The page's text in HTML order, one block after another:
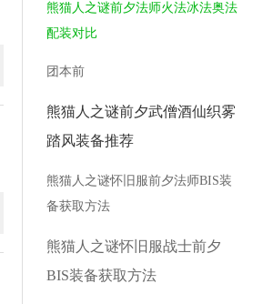
熊猫人之谜前夕法师火法冰法奥法
配装对比
团本前
熊猫人之谜前夕武僧酒仙织雾
踏风装备推荐
熊猫人之谜怀旧服前夕法师BIS装
备获取方法
熊猫人之谜怀旧服战士前夕
BIS装备获取方法